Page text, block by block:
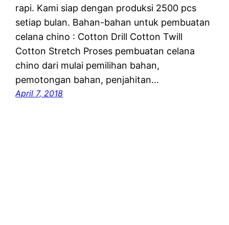
rapi. Kami siap dengan produksi 2500 pcs
setiap bulan. Bahan-bahan untuk pembuatan
celana chino : Cotton Drill Cotton Twill
Cotton Stretch Proses pembuatan celana
chino dari mulai pemilihan bahan,
pemotongan bahan, penjahitan…
April 7, 2018